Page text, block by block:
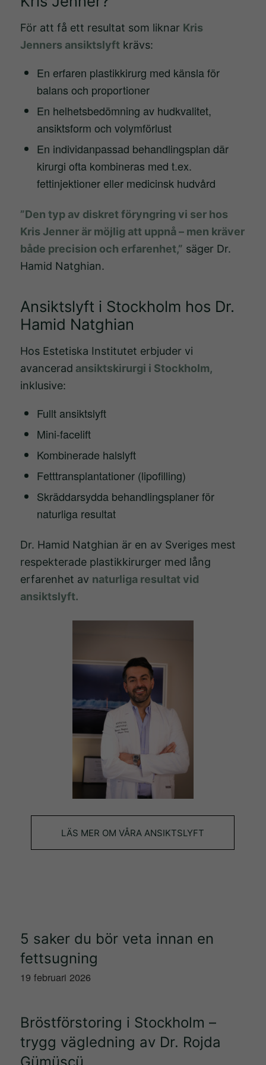
För att få ett resultat som liknar Kris
Jenners ansiktslyft krävs:
En erfaren plastikkirurg med känsla för
balans och proportioner
En helhetsbedömning av hudkvalitet,
ansiktsform och volymförlust
En individanpassad behandlingsplan där
kirurgi ofta kombineras med t.ex.
fettinjektioner eller medicinsk hudvård
”Den typ av diskret föryngring vi ser hos
Kris Jenner är möjlig att uppnå – men kräver
både precision och erfarenhet,” säger Dr.
Hamid Natghian.
Ansiktslyft i Stockholm hos Dr.
Hamid Natghian
Hos Estetiska Institutet erbjuder vi
avancerad ansiktskirurgi i Stockholm,
inklusive:
Fullt ansiktslyft
Mini-facelift
Kombinerade halslyft
Fetttransplantationer (lipofilling)
Skräddarsydda behandlingsplaner för
naturliga resultat
Dr. Hamid Natghian är en av Sveriges mest
respekterade plastikkirurger med lång
erfarenhet av naturliga resultat vid
ansiktslyft.
LÄS MER OM VÅRA ANSIKTSLYFT
5 saker du bör veta innan en
fettsugning
19 februari 2026
Bröstförstoring i Stockholm –
trygg vägledning av Dr. Rojda
Nödvändiga
Dessa kakor
går inte att
välja bort.
De behövs
hemsidan
över huvud
taget ska
fungera.
och
används.